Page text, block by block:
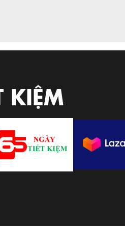
KIỆM